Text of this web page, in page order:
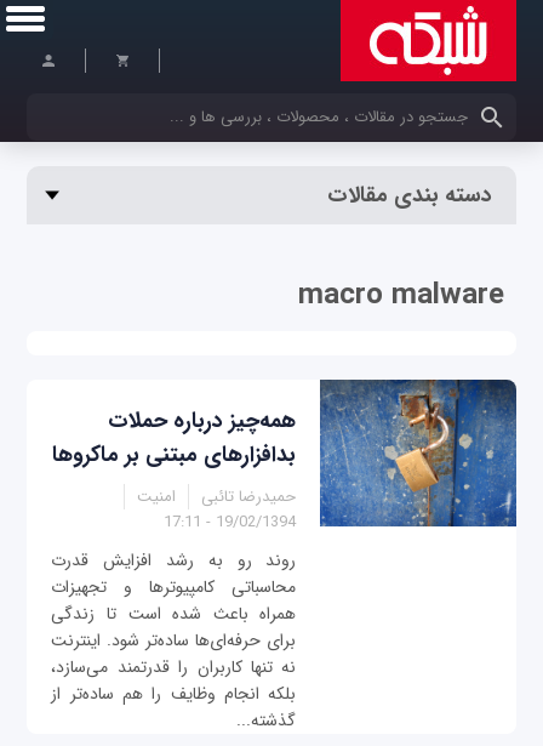
کلمات کلیدی خود را وارد کنید
دسته بندی مقالات
macro malware
همه‌چیز درباره حملات
بدافزارهای مبتنی بر ماکروها
حمیدرضا تائبی
امنیت
19/02/1394 - 17:11
روند رو به رشد افزایش قدرت
محاسباتی کامپیوترها و تجهیزات
همراه باعث شده است تا زندگی
برای حرفه‌ای‌ها ساده‌تر شود. اینترنت
نه تنها کاربران را قدرتمند می‌سازد،
بلکه انجام وظایف را هم ساده‌تر از
گذشته...